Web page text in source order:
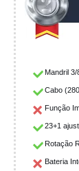
Mandril
Cabo
Função
23+1
Rotação
Bateria